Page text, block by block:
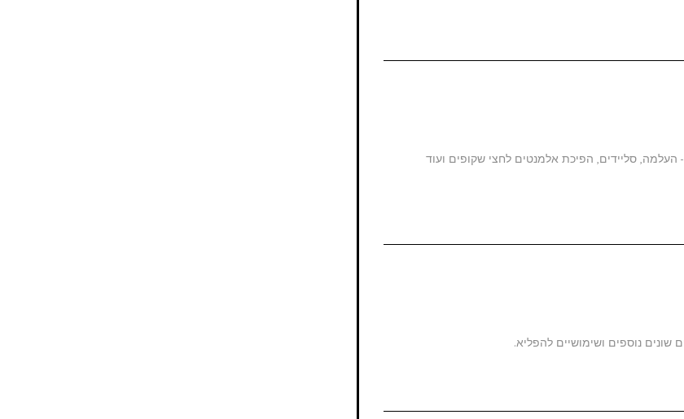
במאמר זה אנו לומדים על האפקטים שאפשר לייצר באמצעות Jquery - העלמה, סליידים, הפיכת אלמנטים לחצי שקופים ועוד